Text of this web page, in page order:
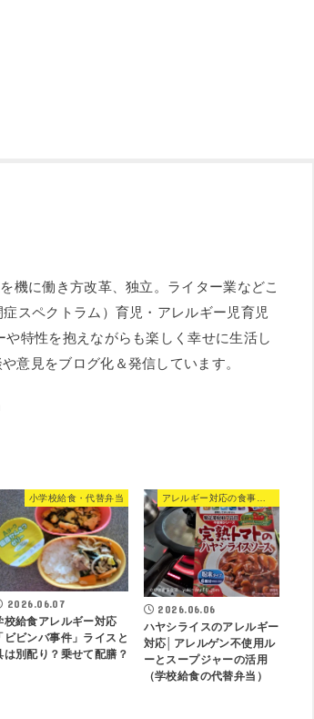
機に働き方改革、独立。ライター業などこ
スペクトラム）育児・アレルギー児育児
特性を抱えながらも楽しく幸せに生活し
意見をブログ化＆発信しています。
小学校給食・代替弁当
2026.06.07
校給食アレルギー対応
「ビビンバ事件」ライスと
は別配り？乗せて配膳？
2026.06.06
ハヤシライスのアレルギー
対応│アレルゲン不使用ル
ーとスープジャーの活用
（学校給食の代替弁当）